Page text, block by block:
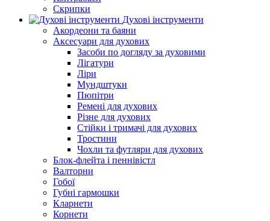
Скрипки
Духові інструменти
Акордеони та баяни
Аксесуари для духових
Засоби по догляду за духовими
Лігатури
Ліри
Мундштуки
Пюпітри
Ремені для духових
Різне для духових
Стійки і тримачі для духових
Тростини
Чохли та футляри для духових
Блок-флейта і пеннівістл
Валторни
Гобої
Губні гармошки
Кларнети
Корнети